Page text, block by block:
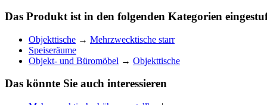
Das Produkt ist in den folgenden Kategorien
Objekttische → Mehrzwecktische starr
Speiseräume
Objekt- und Büromöbel → Objekttische
Das könnte Sie auch interessieren